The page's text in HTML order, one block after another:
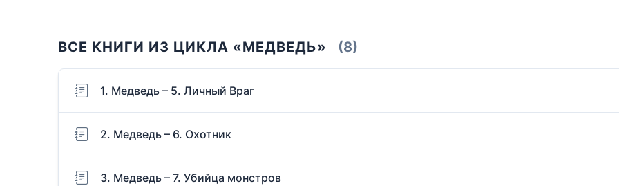
ВСЕ КНИГИ ИЗ ЦИКЛА «МЕДВЕДЬ» (8)
1. Медведь – 5. Личный Враг
2. Медведь – 6. Охотник
3. Медведь – 7. Убийца монстров